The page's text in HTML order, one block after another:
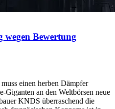
wegen Bewertung
einen herben Dämpfer
Giganten an den Weltbörsen neue
KNDS überraschend die